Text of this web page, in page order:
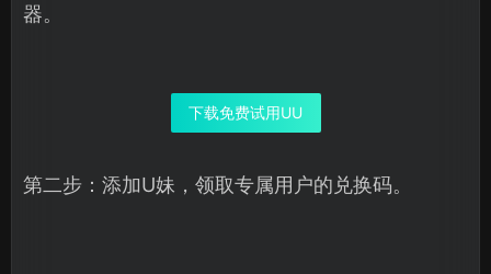
器。
下载免费试用UU
第二步：添加U妹，领取专属用户的兑换码。